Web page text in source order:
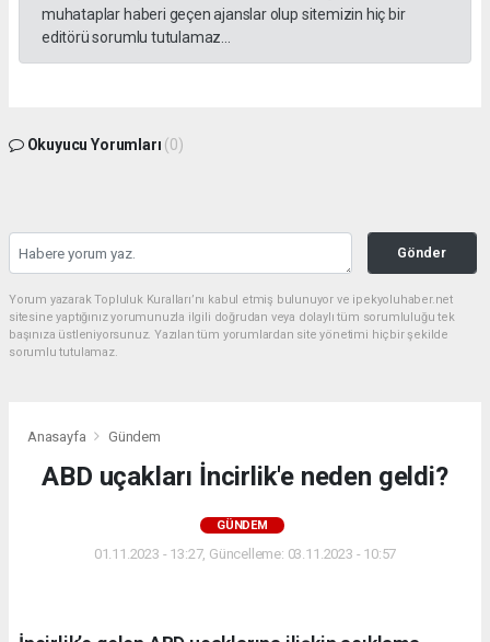
muhataplar haberi geçen ajanslar olup sitemizin hiç bir
editörü sorumlu tutulamaz...
Okuyucu Yorumları (0)
Gönder
Yorum yazarak Topluluk Kuralları’nı kabul etmiş bulunuyor ve ipekyoluhaber.net
sitesine yaptığınız yorumunuzla ilgili doğrudan veya dolaylı tüm sorumluluğu tek
başınıza üstleniyorsunuz. Yazılan tüm yorumlardan site yönetimi hiçbir şekilde
sorumlu tutulamaz.
Anasayfa Gündem
ABD uçakları İncirlik'e neden geldi?
GÜNDEM
01.11.2023 - 13:27, Güncelleme: 03.11.2023 - 10:57